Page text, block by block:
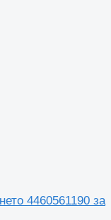
4460561190 за